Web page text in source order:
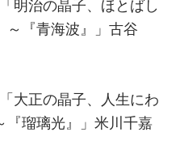
～『青海波』」古谷
正の晶子、人生にわ
『瑠璃光』」米川千嘉